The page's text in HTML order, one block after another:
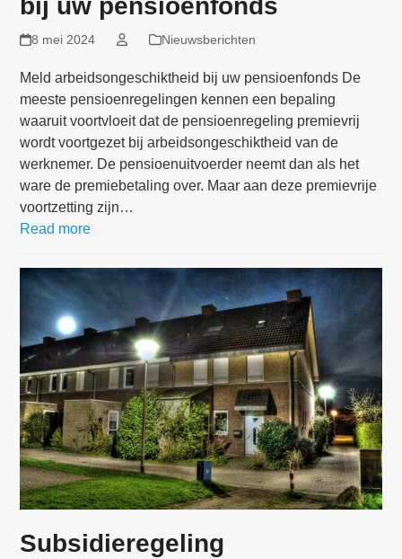
bij uw pensioenfonds
8 mei 2024 Nieuwsberichten
Meld arbeidsongeschiktheid bij uw pensioenfonds De
meeste pensioenregelingen kennen een bepaling
waaruit voortvloeit dat de pensioenregeling premievrij
wordt voortgezet bij arbeidsongeschiktheid van de
werknemer. De pensioenuitvoerder neemt dan als het
ware de premiebetaling over. Maar aan deze premievrije
voortzetting zijn…
Read more
Subsidieregeling